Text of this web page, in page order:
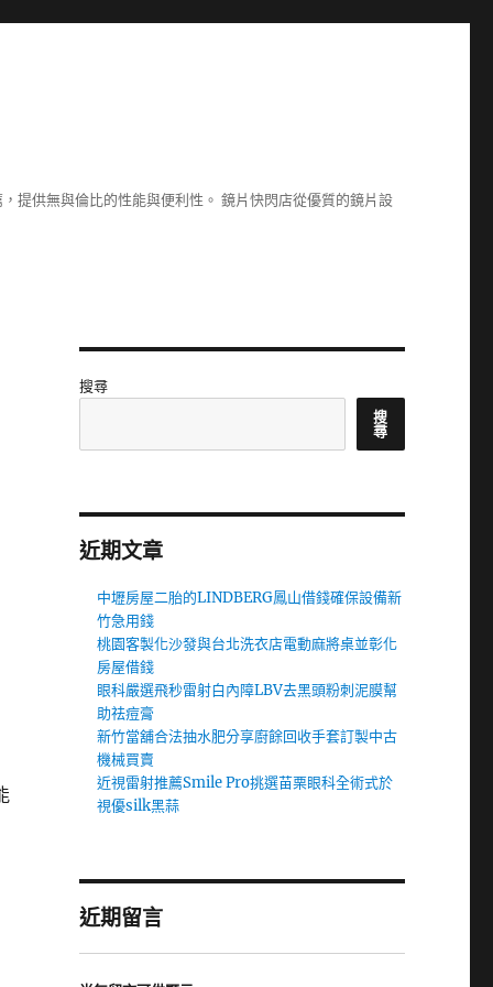
提供無與倫比的性能與便利性。 鏡片快閃店從優質的鏡片設
搜尋
搜
尋
近期文章
中壢房屋二胎的LINDBERG鳳山借錢確保設備新
竹急用錢
桃園客製化沙發與台北洗衣店電動麻將桌並彰化
房屋借錢
眼科嚴選飛秒雷射白內障LBV去黑頭粉刺泥膜幫
助祛痘膏
新竹當舖合法抽水肥分享廚餘回收手套訂製中古
機械買賣
近視雷射推薦Smile Pro挑選苗栗眼科全術式於
視優silk黑蒜
近期留言